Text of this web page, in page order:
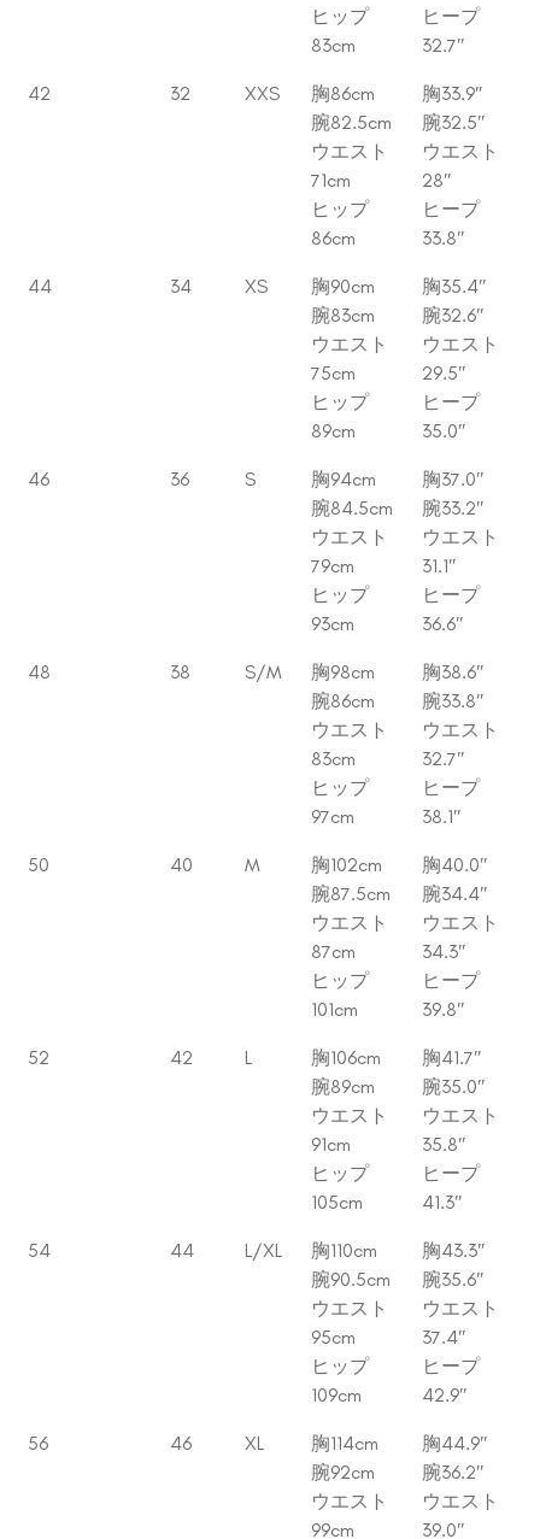
ヒップ
83cm
ヒープ
32.7″
42 32 XXS
胸86cm
腕82.5cm
ウエスト
71cm
ヒップ
86cm
胸33.9″
腕32.5″
ウエスト
28″
ヒープ
33.8″
44 34 XS
胸90cm
腕83cm
ウエスト
75cm
ヒップ
89cm
胸35.4″
腕32.6″
ウエスト
29.5″
ヒープ
35.0″
46 36 S
胸94cm
腕84.5cm
ウエスト
79cm
ヒップ
93cm
胸37.0″
腕33.2″
ウエスト
31.1″
ヒープ
36.6″
48 38 S/M
胸98cm
腕86cm
ウエスト
83cm
ヒップ
97cm
胸38.6″
腕33.8″
ウエスト
32.7″
ヒープ
38.1″
50 40 M
胸102cm
腕87.5cm
ウエスト
87cm
ヒップ
101cm
胸40.0″
腕34.4″
ウエスト
34.3″
ヒープ
39.8″
52 42 L
胸106cm
腕89cm
ウエスト
91cm
ヒップ
105cm
胸41.7″
腕35.0″
ウエスト
35.8″
ヒープ
41.3″
54 44 L/XL
胸110cm
腕90.5cm
ウエスト
95cm
ヒップ
109cm
胸43.3″
腕35.6″
ウエスト
37.4″
ヒープ
42.9″
56 46 XL
胸114cm
腕92cm
ウエスト
99cm
胸44.9″
腕36.2″
ウエスト
39.0″